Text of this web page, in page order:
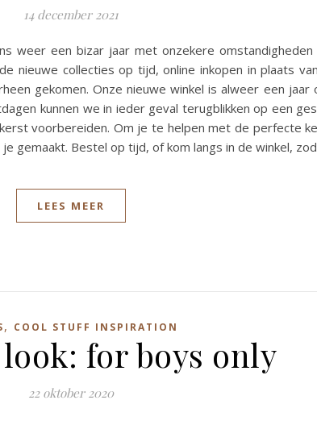
14 december 2021
weer een bizar jaar met onzekere
nieuwe collecties op tijd, online inkopen in plaats van
gekomen. Onze nieuwe winkel is alweer een jaar
kunnen we in ieder geval terugblikken op een
voorbereiden. Om je te helpen met de perfecte
gemaakt. Bestel op tijd, of kom langs in de winkel,
LEES MEER
, COOL STUFF INSPIRATION
for boys only
22 oktober 2020